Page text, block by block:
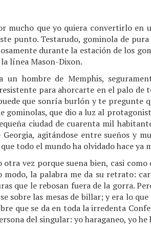
mucho que yo quiera convertirlo en
punto. Testarudo, gominola de
durante la estación de los
línea Mason-Dixon.
un hombre de Memphis,
para ahorcarte en el palo de
que sonría burlón y te pregunte
gominolas, que dio a luz al
ciudad de cuarenta mil
agitándose entre sueños y
todo el mundo ha olvidado hace ya
vez porque suena bien, casi
la palabra me da su retrato:
que le rebosan fuera de la gorra.
sobre las mesas de billar; y era lo
que se da en toda la irredenta
del singular: yo haraganeo, yo he